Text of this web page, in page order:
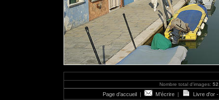
Nombre total d'images: 52
Page d’accueil | M’écrire |
Livre d'or